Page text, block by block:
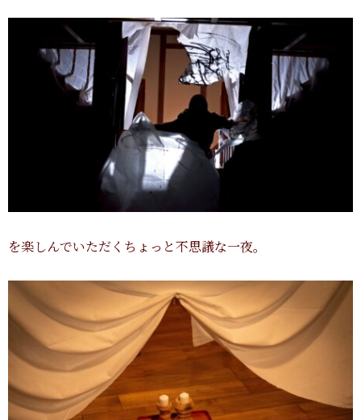
を楽しんでいただくちょっと不思議な一夜。